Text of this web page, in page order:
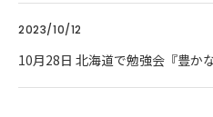
2023/10/12
10月28日 北海道で勉強会『豊か